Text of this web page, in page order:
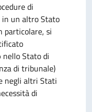
di
in un altro Stato
particolare, si
nello Stato di
di tribunale)
negli altri Stati
di